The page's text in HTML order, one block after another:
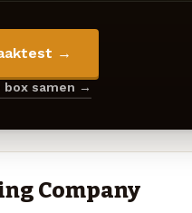
→
samen →
Company